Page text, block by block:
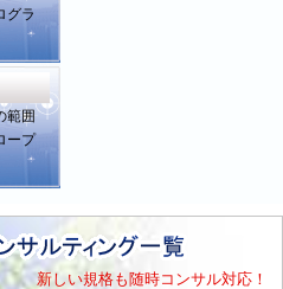
グラ
範囲
ープ
新しい規格も随時コンサル対応！